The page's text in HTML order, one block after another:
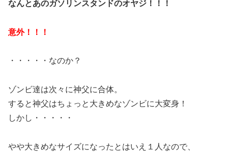
なんとあのガソリンスタンドのオヤジ！！！
意外！！！
・・・・・なのか？
ゾンビ達は次々に神父に合体。
すると神父はちょっと大きめなゾンビに大変身！
しかし・・・・・
やや大きめなサイズになったとはいえ１人なので、